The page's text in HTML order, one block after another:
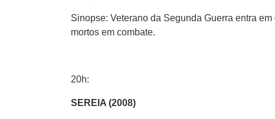
Sinopse: Veterano da Segunda Guerra entra
mortos em combate.
20h:
SEREIA (2008)